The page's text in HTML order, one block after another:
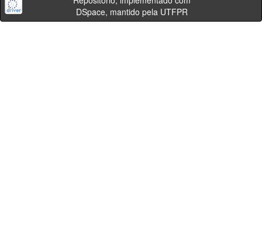
DSpace, mantido pela UTFPR